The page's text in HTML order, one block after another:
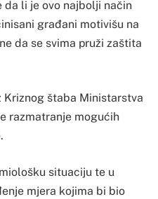
li je ovo najbolji način
građani motivišu na
da se svima pruži zaštita
Kriznog štaba Ministarstva
razmatranje mogućih
situaciju te u
mjera kojima bi bio